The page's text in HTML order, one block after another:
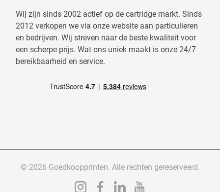
Wij zijn sinds 2002 actief op de cartridge markt. Sinds
2012 verkopen we via onze website aan particulieren
en bedrijven. Wij streven naar de beste kwaliteit voor
een scherpe prijs. Wat ons uniek maakt is onze 24/7
bereikbaarheid en service.
© 2026 Goedkoopprinten. Alle rechten gereserveerd.